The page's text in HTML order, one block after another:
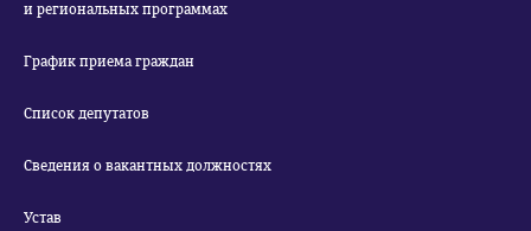
и региональных программах
График приема граждан
Список депутатов
Сведения о вакантных должностях
Устав